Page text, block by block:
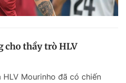
cho thầy trò HLV
Mourinho đã có chiến